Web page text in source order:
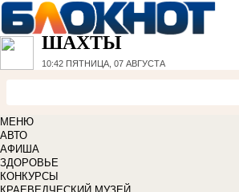
ШАХТЫ
10:42 ПЯТНИЦА, 07 АВГУСТА
МЕНЮ
АВТО
АФИША
ЗДОРОВЬЕ
КОНКУРСЫ